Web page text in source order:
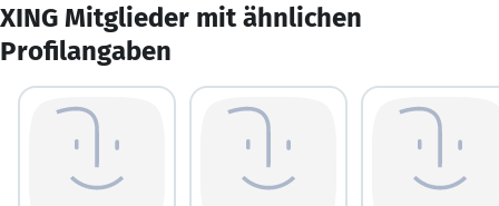
XING Mitglieder mit ähnlichen
Profilangaben